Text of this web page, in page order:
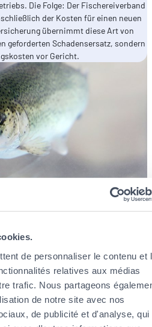
de personnaliser le contenu et
relatives aux médias
trafic. Nous partageons
de notre site avec nos
de publicité et d'analyse, qui
Die Folge: Der Fischereiverband
der Kosten für einen neuen
übernimmt diese Art von
geforderten Schadensersatz, sondern
vor Gericht.